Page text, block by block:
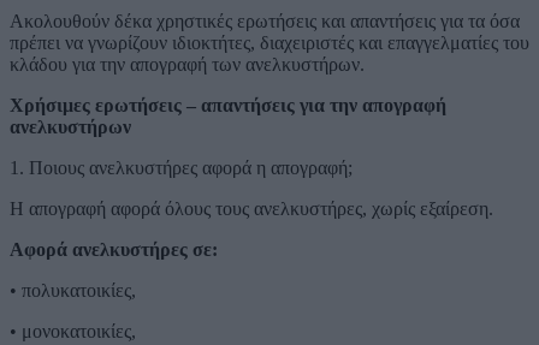
Ακολουθούν δέκα χρηστικές ερωτήσεις και απαντήσεις για τα όσα
πρέπει να γνωρίζουν ιδιοκτήτες, διαχειριστές και επαγγελματίες του
κλάδου για την απογραφή των ανελκυστήρων.
Χρήσιμες ερωτήσεις – απαντήσεις για την απογραφή
ανελκυστήρων
1. Ποιους ανελκυστήρες αφορά η απογραφή;
Η απογραφή αφορά όλους τους ανελκυστήρες, χωρίς εξαίρεση.
Αφορά ανελκυστήρες σε:
• πολυκατοικίες,
• μονοκατοικίες,